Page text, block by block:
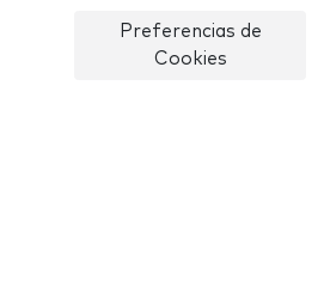
Preferencias de
Cookies